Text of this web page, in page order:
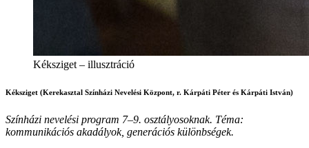
Kéksziget – illusztráció
Kéksziget (Kerekasztal Színházi Nevelési Központ, r. Kárpáti Péter és Kárpáti István)
Színházi nevelési program 7–9. osztályosoknak. Téma:
kommunikációs akadályok, generációs különbségek.